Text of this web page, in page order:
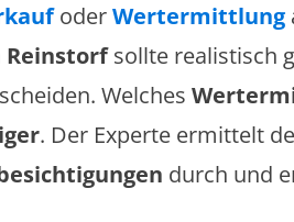
oderWertermittlung
Reinstorf sollte realistisch
Welches
. Der Experte ermittelt
durch und